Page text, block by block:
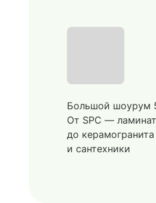
Большой шоурум
От SPC —
до керамогранита
и сантехники